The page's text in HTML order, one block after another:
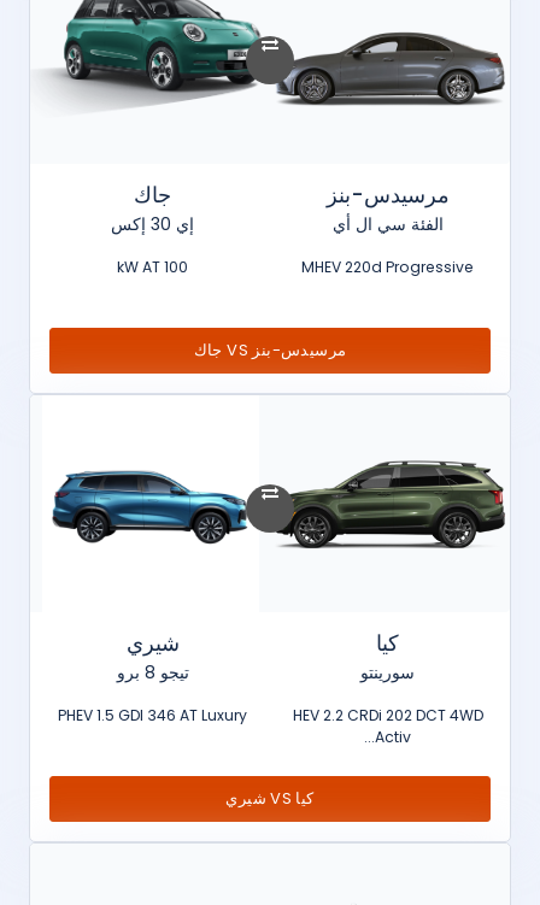
مرسيدس-بنز
الفئة سي ال أي
MHEV 220d Progressive
جاك
إي 30 إكس
100 kW AT
مرسيدس-بنز VS جاك
كيا
سورينتو
HEV 2.2 CRDi 202 DCT 4WD
Activ...
شيري
تيجو 8 برو
PHEV 1.5 GDI 346 AT Luxury
كيا VS شيري